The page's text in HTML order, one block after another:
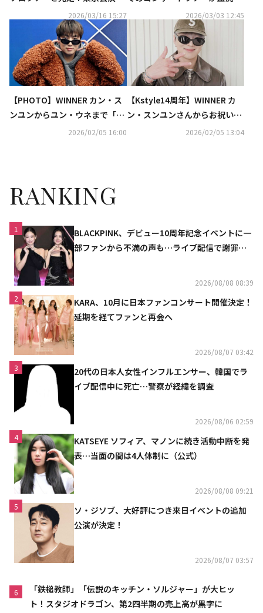
感動のフィナーレ2026/03/16 15:27 に終了！来日公演に高まる期待
2026/03/03 12:45
【PHOTO】WINNER カン・ス
ンユンからユン・ウネまで「ソ
ウルファッションウィーク」に
2026/02/05 16:00
【Kstyle14周年】WINNER カ
ン・スンユンさんからお祝いメ
ッセージをいただきました！
2026/02/05 13:04
RANKING
1
BLACKPINK、デビュー10周年記念イベントに一
部ファンから不満の声も…ライブ配信で謝罪
2026/08/08 08:39
2
KARA、10月に日本ファンコンサート開催決定！
延期を経てファンと再会へ
2026/08/07 03:42
3
20代の日本人女性インフルエンサー、韓国でラ
イブ配信中に死亡…警察が経緯を調査
2026/08/06 02:59
4
KATSEYE ソフィア、マノンに続き活動中断を発
表…当面の間は4人体制に（公式）
2026/08/08 09:21
5
ソ・ジソブ、大好評につき来日イベントの追加
公演が決定！
2026/08/07 03:57
6
「鉄槌教師」「伝説のキッチン・ソルジャー」が大ヒッ
ト！スタジオドラゴン、第2四半期の売上高が黒字に